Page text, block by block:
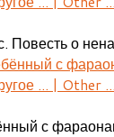
Повесть о
... | Other ...
с